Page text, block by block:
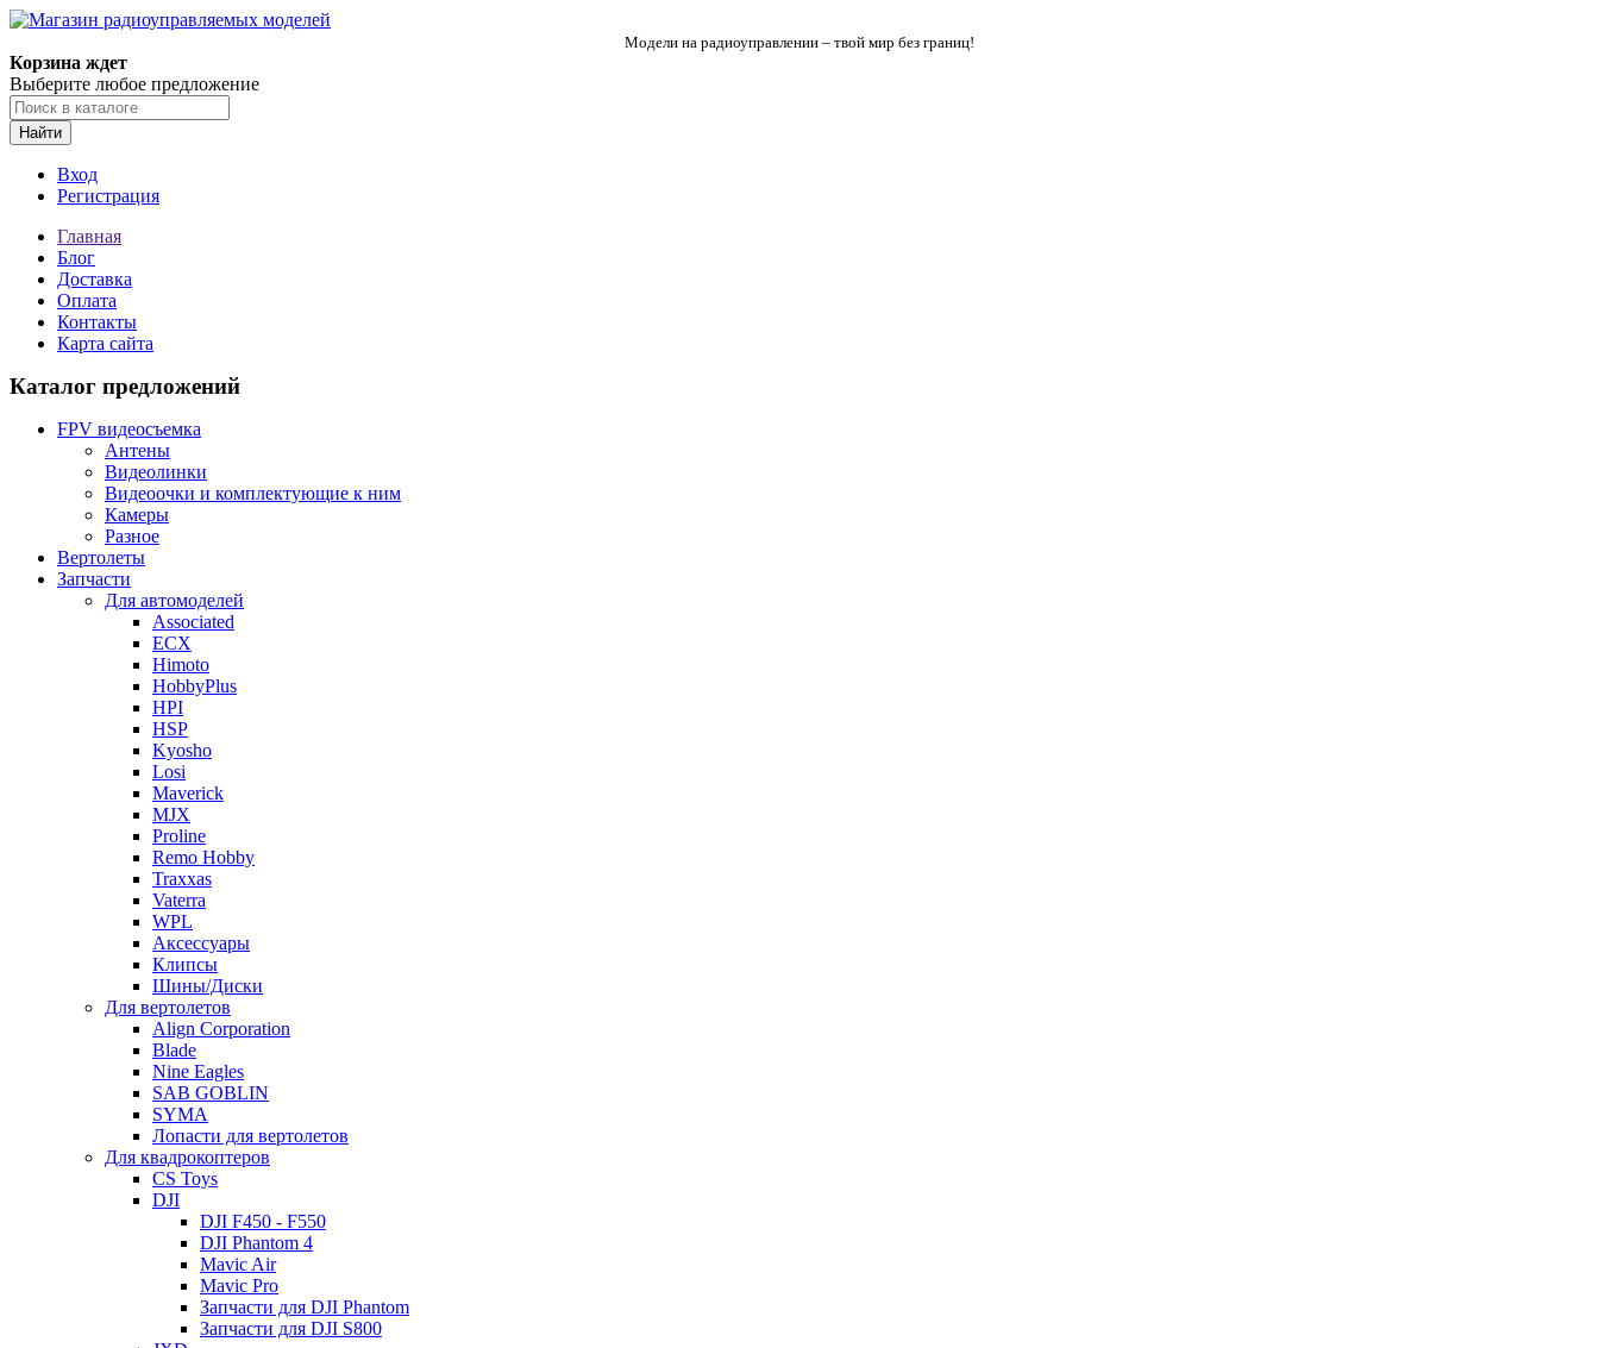
Модели на радиоуправлении – твой мир без границ!
Корзина ждет
Выберите любое предложение
Найти
Вход
Регистрация
Главная
Блог
Доставка
Оплата
Контакты
Карта сайта
Каталог предложений
FPV видеосъемка
Антены
Видеолинки
Видеоочки и комплектующие к ним
Камеры
Разное
Вертолеты
Запчасти
Для автомоделей
Associated
ECX
Himoto
HobbyPlus
HPI
HSP
Kyosho
Losi
Maverick
MJX
Proline
Remo Hobby
Traxxas
Vaterra
WPL
Аксессуары
Клипсы
Шины/Диски
Для вертолетов
Align Corporation
Blade
Nine Eagles
SAB GOBLIN
SYMA
Лопасти для вертолетов
Для квадрокоптеров
CS Toys
DJI
DJI F450 - F550
DJI Phantom 4
Mavic Air
Mavic Pro
Запчасти для DJI Phantom
Запчасти для DJI S800